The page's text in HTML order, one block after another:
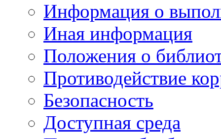
Информация о
Иная информация
Положения о
Противодействие
Безопасность
Доступная среда